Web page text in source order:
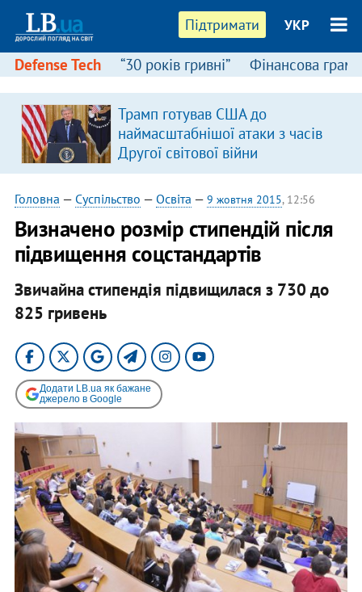
Підтримати УКР
Defense Tech “30 років гривні” Фінансова
Трамп готував США до
наймасштабнішої атаки з часів
Другої світової війни
Головна — Суспільство — Освіта — 9 жовтня 2015, 12:56
Визначено розмір стипендій після
підвищення соцстандартів
Звичайна стипендія підвищилася з 730 до
825 гривень
Додати LB.ua як бажане
джерело в Google